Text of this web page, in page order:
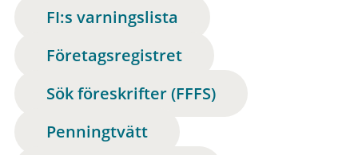
FI:s varningslista
Företagsregistret
Sök föreskrifter (FFFS)
Penningtvätt